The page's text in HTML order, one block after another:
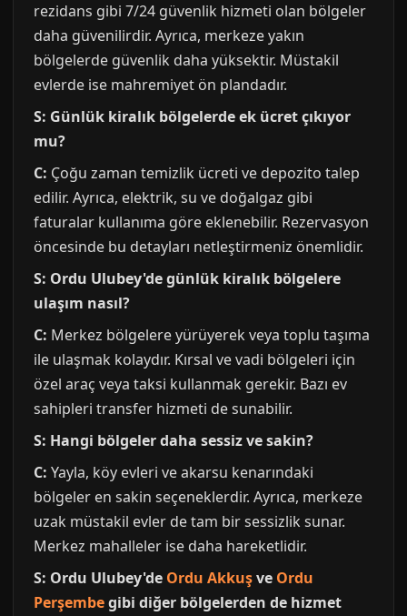
rezidans gibi 7/24 güvenlik hizmeti olan bölgeler
daha güvenilirdir. Ayrıca, merkeze yakın
bölgelerde güvenlik daha yüksektir. Müstakil
evlerde ise mahremiyet ön plandadır.
S: Günlük kiralık bölgelerde ek ücret çıkıyor
mu?
C: Çoğu zaman temizlik ücreti ve depozito talep
edilir. Ayrıca, elektrik, su ve doğalgaz gibi
faturalar kullanıma göre eklenebilir. Rezervasyon
öncesinde bu detayları netleştirmeniz önemlidir.
S: Ordu Ulubey'de günlük kiralık bölgelere
ulaşım nasıl?
C: Merkez bölgelere yürüyerek veya toplu taşıma
ile ulaşmak kolaydır. Kırsal ve vadi bölgeleri için
özel araç veya taksi kullanmak gerekir. Bazı ev
sahipleri transfer hizmeti de sunabilir.
S: Hangi bölgeler daha sessiz ve sakin?
C: Yayla, köy evleri ve akarsu kenarındaki
bölgeler en sakin seçeneklerdir. Ayrıca, merkeze
uzak müstakil evler de tam bir sessizlik sunar.
Merkez mahalleler ise daha hareketlidir.
S: Ordu Ulubey'de Ordu Akkuşve Ordu
Perşembegibi diğer bölgelerden de hizmet